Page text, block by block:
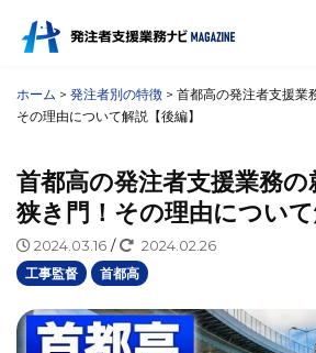
ホーム > 発注者別の特徴 > 首都高の発注者支援業
その理由について解説【後編】
首都高の発注者支援業務の
狭き門！その理由について
2024.03.16 / 2024.02.26
工事監督 首都高